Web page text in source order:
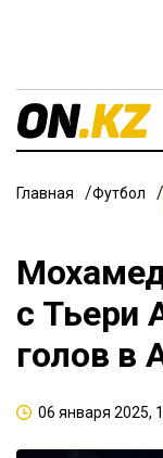
Главная Футбол
с Тьери
голов в
06 января 2025,